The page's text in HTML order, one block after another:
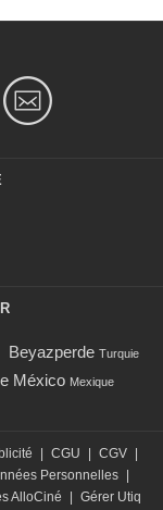
Beyazperde Turquie
México Mexique
| CGU | CGV |
Personnelles |
AlloCiné | Gérer Utiq